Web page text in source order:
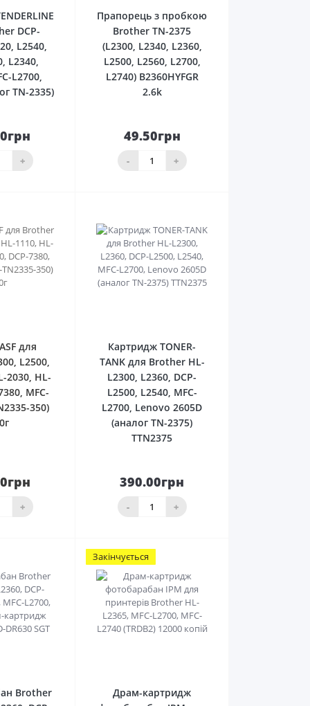
DCP-
L2540,
L2340,
L2700,
TN-2335)
+
До
Прапорець з пробкою
Brother TN-2375
(L2300, L2340, L2360,
L2500, L2560, L2700,
L2740) B2360HYFGR
2.6k
49.50грн
- +
кошика
для
L2500,
2030, HL-
MFC-
350)
+
Картридж TONER-
TANK для Brother HL-
L2300, L2360, DCP-
L2500, L2540, MFC-
L2700, Lenovo 2605D
(аналог TN-2375)
TTN2375
390.00грн
- +
До
кошика
Brother
Закінчується
Драм-картридж